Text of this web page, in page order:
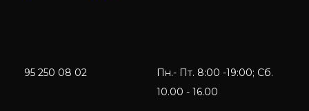
95 250 08 02
Пн.- Пт. 8:00 -19:00; Сб.
10.00 - 16.00